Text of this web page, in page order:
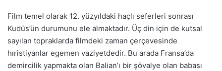
Film temel olarak 12. yüzyıldaki haçlı seferleri sonrası
Kudüs’ün durumunu ele almaktadır. Üç din için de kutsal
sayılan topraklarda filmdeki zaman çerçevesinde
hıristiyanlar egemen vaziyetdedir. Bu arada Fransa’da
demircilik yapmakta olan Balian’ı bir şövalye olan babası